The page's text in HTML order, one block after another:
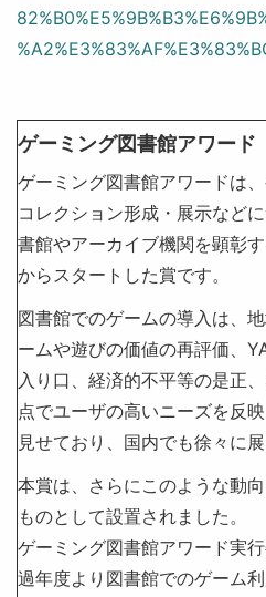
ゲーミング図書館アワード
ゲーミング図書館アワードは
コレクション形成・展示など
書館やアーカイブ機関を顕彰
からスタートした賞です。
図書館でのゲームの導入は、
ームや遊びの価値の再評価、
入り口、経済的不平等の是正
点でユーザの高いニーズを反
見せており、国内でも徐々に
本賞は、さらにこのような動
ものとして設置されました。
ゲーミング図書館アワード実
過年度より図書館でのゲーム